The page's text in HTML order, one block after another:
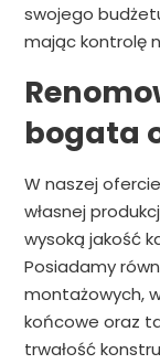
swojego
mając kontrolę
bogata
W naszej
własnej
wysoką jakość
Posiadamy
montażowych,
końcowe oraz
trwałość